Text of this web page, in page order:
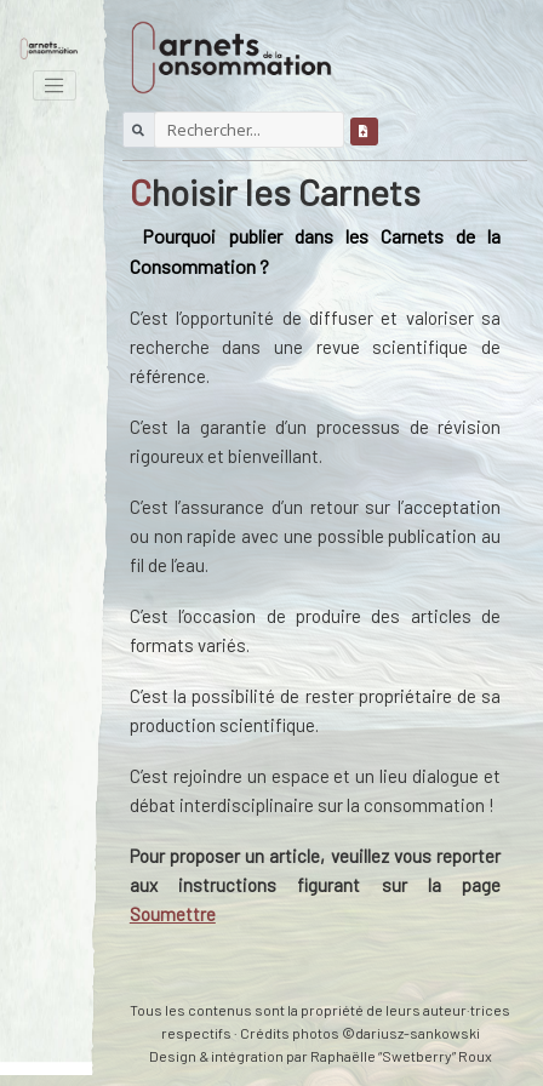
Choisir les Carnets
Pourquoi publier dans les Carnets de la
Consommation ?
C’est l’opportunité de diffuser et valoriser sa
recherche dans une revue scientifique de
référence.
C’est la garantie d’un processus de révision
rigoureux et bienveillant.
C’est l’assurance d’un retour sur l’acceptation
ou non rapide avec une possible publication au
fil de l’eau.
C’est l’occasion de produire des articles de
formats variés.
C’est la possibilité de rester propriétaire de sa
production scientifique.
C’est rejoindre un espace et un lieu dialogue et
débat interdisciplinaire sur la consommation !
Pour proposer un article, veuillez vous reporter
aux instructions figurant sur la page
Soumettre
Tous les contenus sont la propriété de leurs auteur·trices
respectifs · Crédits photos ©dariusz-sankowski
Design & intégration par Raphaëlle “Swetberry” Roux